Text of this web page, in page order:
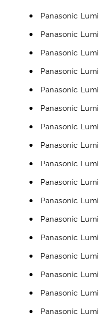
Panasonic
Panasonic
Panasonic
Panasonic
Panasonic
Panasonic
Panasonic
Panasonic
Panasonic
Panasonic
Panasonic
Panasonic
Panasonic
Panasonic
Panasonic
Panasonic
Panasonic